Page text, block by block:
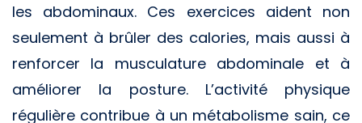
les abdominaux. Ces exercices aident non
seulement à brûler des calories, mais aussi à
renforcer la musculature abdominale et à
améliorer la posture. L’activité physique
régulière contribue à un métabolisme sain, ce